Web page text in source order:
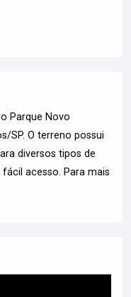
Parque Novo
SP. O terreno possui
diversos tipos de
acesso. Para mais